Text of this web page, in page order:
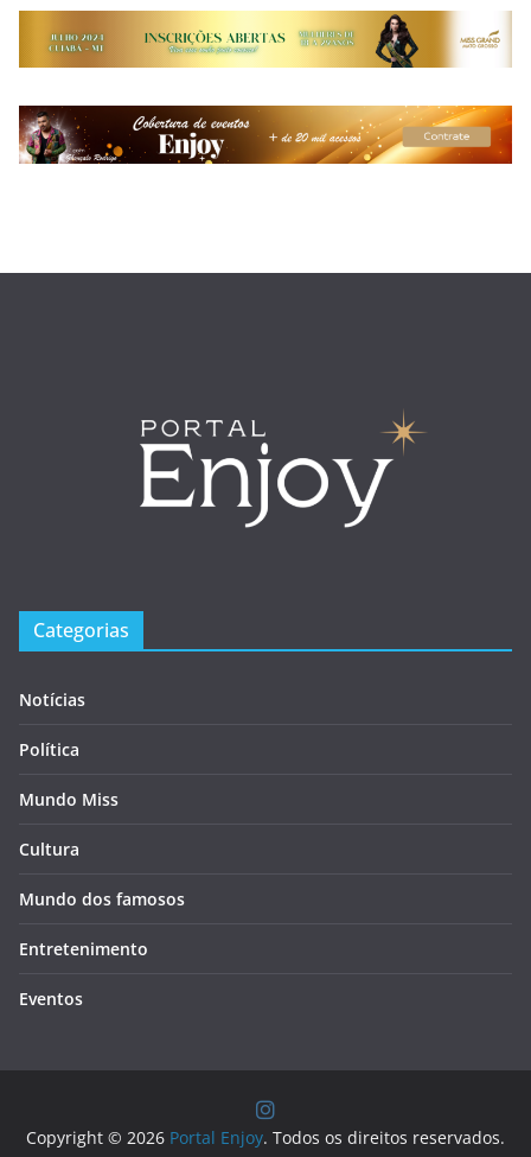
Categorias
Notícias
Política
Mundo Miss
Cultura
Mundo dos famosos
Entretenimento
Eventos
Copyright © 2026 Portal Enjoy. Todos os direitos reservados.